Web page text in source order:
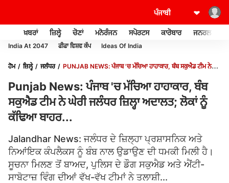
ਖ਼ਬਰਾਂ ਜ਼ਿਲ੍ਹੇ ਚੋਣਾਂ ਮਨੋਰੰਜਨ ਸਪੋਰਟਸ ਕਾਰੋਬਾਰ ਜਨਰਲ ਨੌਲਜ
India At 2047 ਫੀਫਾ ਵਿਸ਼ਵ ਕੱਪ Ideas Of India
ਹੋਮ ਜ਼ਿਲ੍ਹੇ ਜਲੰਧਰ
PUNJAB NEWS: ਪੰਜਾਬ 'ਚ ਮੱਚਿਆ ਹਾਹਾਕਾਰ, ਬੰਬ ਸਕੁਐਡ ਟੀਮ ਨੇ
Punjab News: ਪੰਜਾਬ 'ਚ ਮੱਚਿਆ ਹਾਹਾਕਾਰ, ਬੰਬ
ਸਕੁਐਡ ਟੀਮ ਨੇ ਘੇਰੀ ਜਲੰਧਰ ਜ਼ਿਲ੍ਹਾ ਅਦਾਲਤ; ਲੋਕਾਂ ਨੂੰ
ਕੱਢਿਆ ਬਾਹਰ...
Jalandhar News: ਜਲੰਧਰ ਦੇ ਜ਼ਿਲ੍ਹਾ ਪ੍ਰਸ਼ਾਸਨਿਕ ਅਤੇ
ਨਿਆਂਇਕ ਕੰਪਲੈਕਸ ਨੂੰ ਬੰਬ ਨਾਲ ਉਡਾਉਣ ਦੀ ਧਮਕੀ ਮਿਲੀ ਹੈ।
ਸੂਚਨਾ ਮਿਲਣ ਤੋਂ ਬਾਅਦ, ਪੁਲਿਸ ਦੇ ਡੌਗ ਸਕੁਐਡ ਅਤੇ ਐਂਟੀ-
ਸਾਬੋਟਾਜ਼ ਵਿੰਗ ਦੀਆਂ ਵੱਖ-ਵੱਖ ਟੀਮਾਂ ਨੇ ਤਲਾਸ਼ੀ...